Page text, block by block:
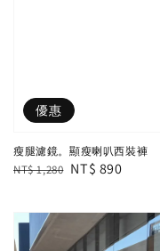
優惠
瘦腿濾鏡。顯瘦喇叭西裝褲
Regular
NT$ 1,280 Sale
NT$ 890